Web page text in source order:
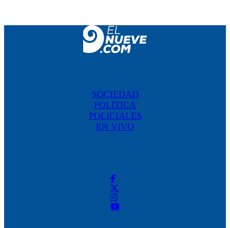
SOCIEDAD
POLÍTICA
POLICIALES
EN VIVO